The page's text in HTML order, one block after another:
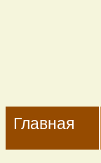
Перейти
навигации
поиск
Navigation
Главная